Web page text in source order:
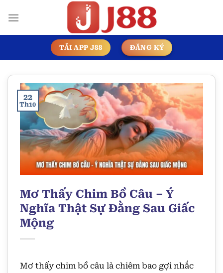
đến
TẢI APP J88 ĐĂNG KÝ
22
Th10
Mơ Thấy Chim Bồ Câu – Ý
Nghĩa Thật Sự Đằng Sau Giấc
Mộng
Mơ thấy chim bồ câu là chiêm bao gợi nhắc